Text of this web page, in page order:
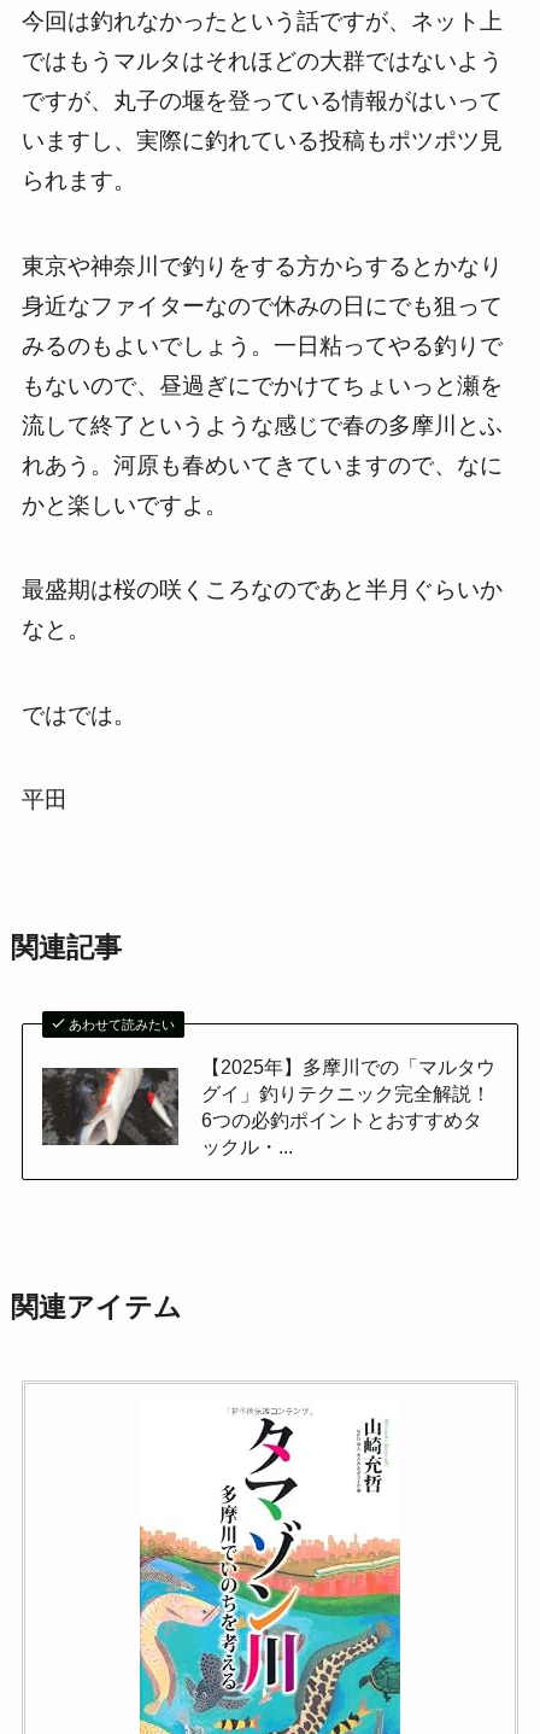
今回は釣れなかったという話ですが、ネット上
ではもうマルタはそれほどの大群ではないよう
ですが、丸子の堰を登っている情報がはいって
いますし、実際に釣れている投稿もポツポツ見
られます。
東京や神奈川で釣りをする方からするとかなり
身近なファイターなので休みの日にでも狙って
みるのもよいでしょう。一日粘ってやる釣りで
もないので、昼過ぎにでかけてちょいっと瀬を
流して終了というような感じで春の多摩川とふ
れあう。河原も春めいてきていますので、なに
かと楽しいですよ。
最盛期は桜の咲くころなのであと半月ぐらいか
なと。
ではでは。
平田
関連記事
あわせて読みたい
【2025年】多摩川での「マルタウ
グイ」釣りテクニック完全解説！
6つの必釣ポイントとおすすめタ
ックル・...
関連アイテム